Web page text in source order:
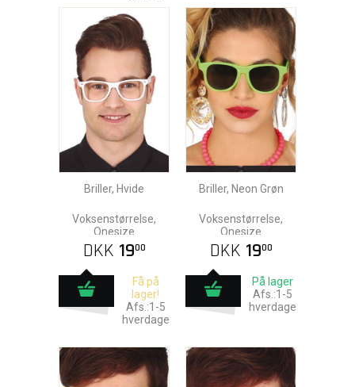
Briller, Hvide
Voksenstørrelse,
Onesize
DKK 1900
Få på
lager!
Afs.:1-5
hverdage
Briller, Neon Grøn
Voksenstørrelse,
Onesize
DKK 1900
På lager
Afs.:1-5
hverdage